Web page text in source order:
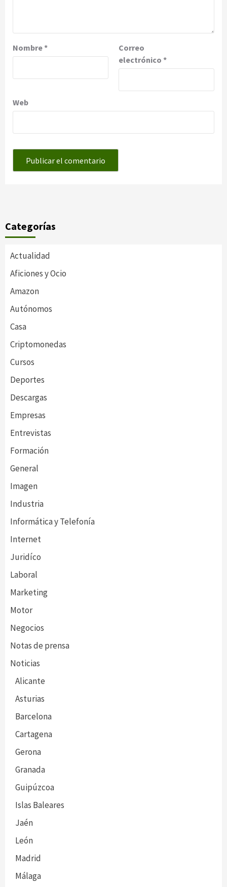
Nombre*
Correo
electrónico *
Web
Categorías
Actualidad
Aficiones y Ocio
Amazon
Autónomos
Casa
Criptomonedas
Cursos
Deportes
Descargas
Empresas
Entrevistas
Formación
General
Imagen
Industria
Informática y Telefonía
Internet
Juridíco
Laboral
Marketing
Motor
Negocios
Notas de prensa
Noticias
Alicante
Asturias
Barcelona
Cartagena
Gerona
Granada
Guipúzcoa
Islas Baleares
Jaén
León
Madrid
Málaga